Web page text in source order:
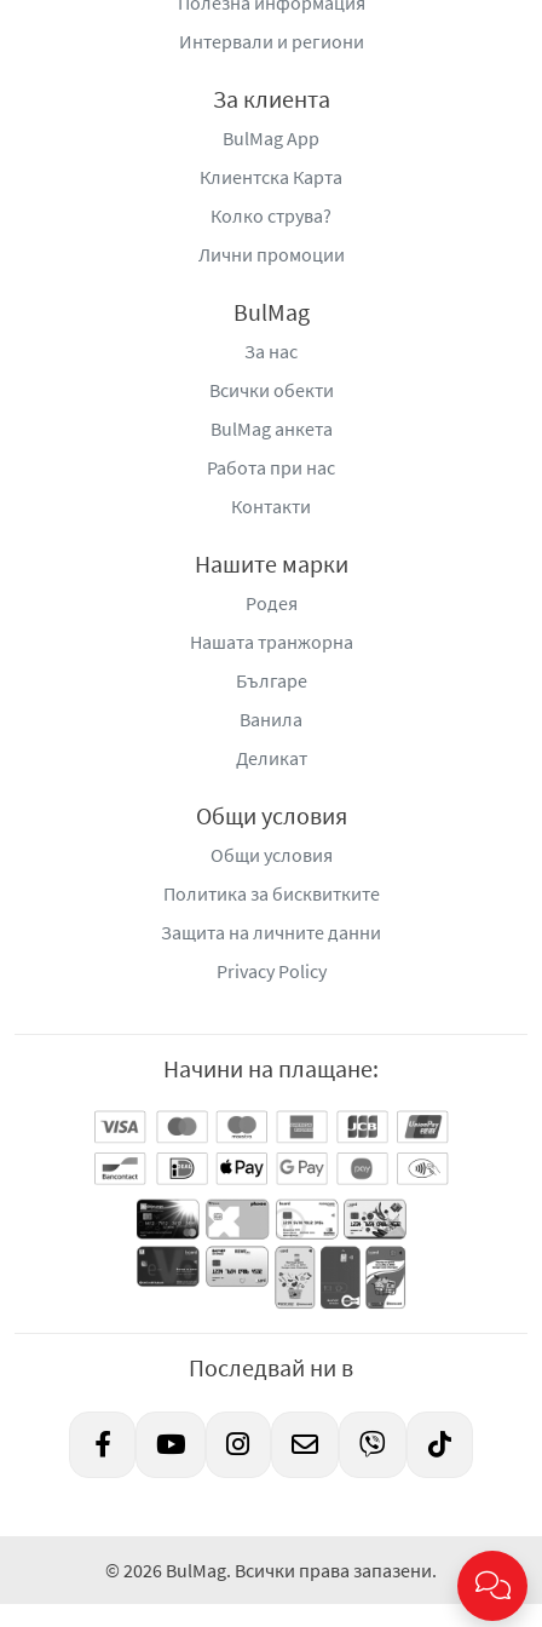
След измиване съдовете остават чисти, блестящи и с
приятно усещане за свежест. Формулата е съобразена
остатъци, които могат да повлияят на вкуса или
безопасността на храната.
Оранжевият препарат за съдовеЕхо Expert
универсален и подходящ за различни кухненски
удобство го правят надежден избор за всяко
почистване и грижа за кожата.
икономична употреба и допълнителна защита за
ръцете, този препарат предлага цялостно решение за
поддържане на чистота, блясък и комфорт в кухнята.
Поставете малко количество от
: "Фикосота" ООД, гр. Шумен, бул.
"Мадара" №48, тел.: +359 54 859 103, e-
privacy@ficosota.com ,www.ficosota.com
Интервали и региони
За клиента
BulMag App
Клиентска Карта
Колко струва?
Лични промоции
BulMag
За нас
Всички обекти
BulMag анкета
Работа при нас
Контакти
Нашите марки
Родея
Нашата транжорна
Българе
Ванила
Деликат
Общи условия
Общи условия
Политика за бисквитките
Защита на личните данни
Privacy Policy
Начини на плащане:
Последвай ни в
© 2026 BulMag. Всички права запазени.